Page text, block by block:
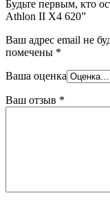
Будьте первым, кто
Athlon II X4 620”
Ваш адрес email не
помечены *
Ваша оценка
Ваш отзыв *